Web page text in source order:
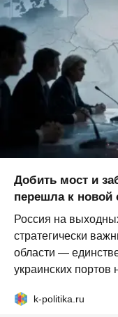
Добить мост и
перешла к новой
Россия на
стратегически
области —
украинских портов
k-politika.ru